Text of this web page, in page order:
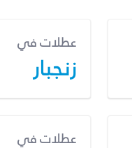
عطلات في
زنجبار
عطلات في